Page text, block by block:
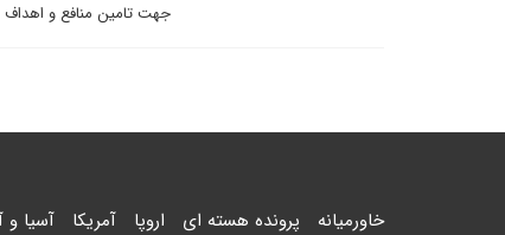
جهت تامین منافع و اهداف
خاورمیانه پرونده هسته ای اروپا آمریکا آسیا و